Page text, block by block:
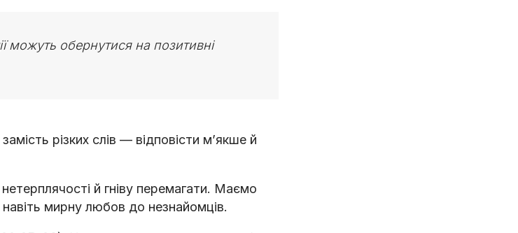
можуть обернутися на позитивні
різких слів — відповісти м’якше й
й гніву перемагати. Маємо
мирну любов до незнайомців.